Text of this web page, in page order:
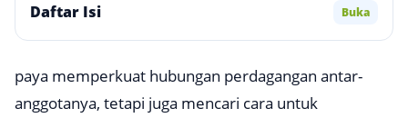
Daftar Isi Buka
paya memperkuat hubungan perdagangan antar-
anggotanya, tetapi juga mencari cara untuk